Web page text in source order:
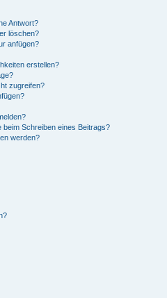
Antwort?
löschen?
anfügen?
erstellen?
zugreifen?
beim Schreiben eines Beitrags?
werden?